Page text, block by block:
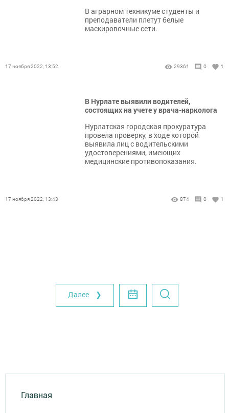
В аграрном техникуме студенты и
преподаватели плетут белые
маскировочные сети.
17 ноября 2022, 13:52 29361 0 1
В Нурлате выявили водителей,
состоящих на учете у врача-нарколога
Нурлатская городская прокуратура
провела проверку, в ходе которой
выявила лиц с водительскими
удостоверениями, имеющих
медицинские противопоказания.
17 ноября 2022, 13:43 874 0 1
Далее ❯
Главная